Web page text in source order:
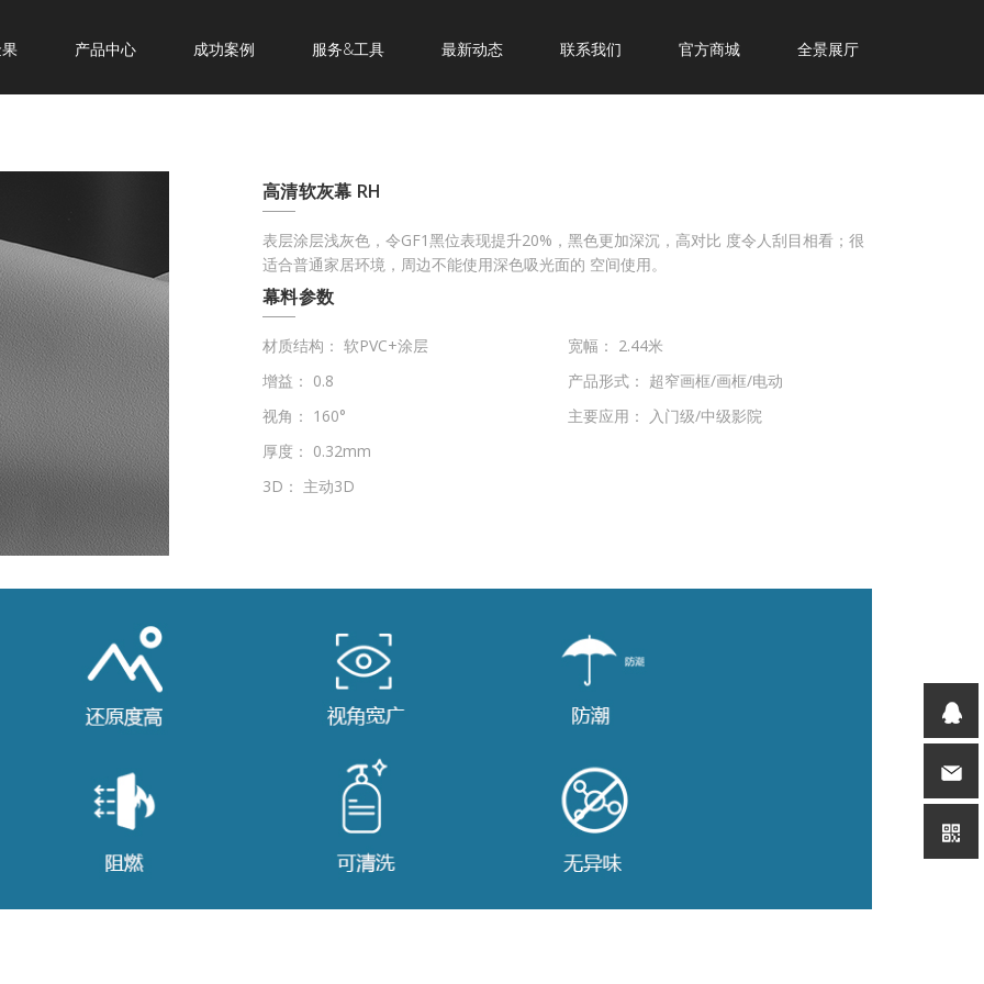
产品中心 成功案例 服务&工具 最新动态 联系我们 官方商城 全景展厅
高清软灰幕 RH
表层涂层浅灰色，令GF1黑位表现提升20%，黑色更加深沉，高对比 度令人刮目相看；很
适合普通家居环境，周边不能使用深色吸光面的 空间使用。
幕料参数
材质结构： 软PVC+涂层
增益： 0.8
视角： 160°
厚度： 0.32mm
3D： 主动3D
宽幅： 2.44米
产品形式： 超窄画框/画框/电动
主要应用： 入门级/中级影院